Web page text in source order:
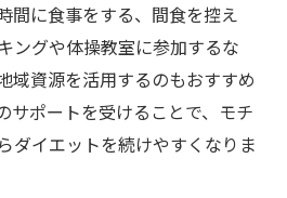
を感じる食事管理の方法
り添う実践的アドバイス
た現実的なダイエット計画
ダイエットサポートの活用
間に食事をする、間食を控え
ングや体操教室に参加するな
域資源を活用するのもおすすめ
サポートを受けることで、モチ
ダイエットを続けやすくなりま